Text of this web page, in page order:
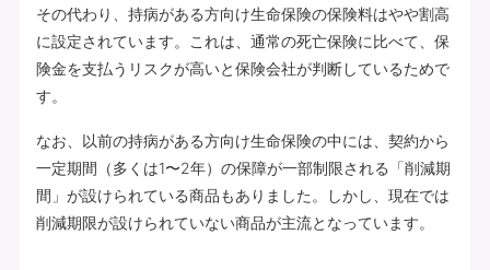
その代わり、持病がある方向け生命保険の保険料はやや割高
に設定されています。これは、通常の死亡保険に比べて、保
険金を支払うリスクが高いと保険会社が判断しているためで
す。
なお、以前の持病がある方向け生命保険の中には、契約から
一定期間（多くは1〜2年）の保障が一部制限される「削減期
間」が設けられている商品もありました。しかし、現在では
削減期限が設けられていない商品が主流となっています。